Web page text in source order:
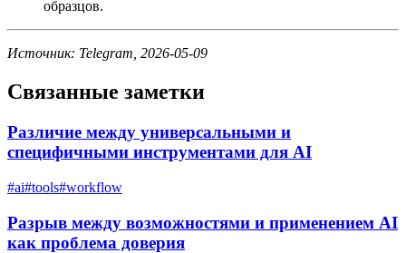
образцов.
Источник: Telegram, 2026-05-09
Связанные заметки
Различие между универсальными и
специфичными инструментами для AI
#ai#tools#workflow
Разрыв между возможностями и применением AI
как проблема доверия